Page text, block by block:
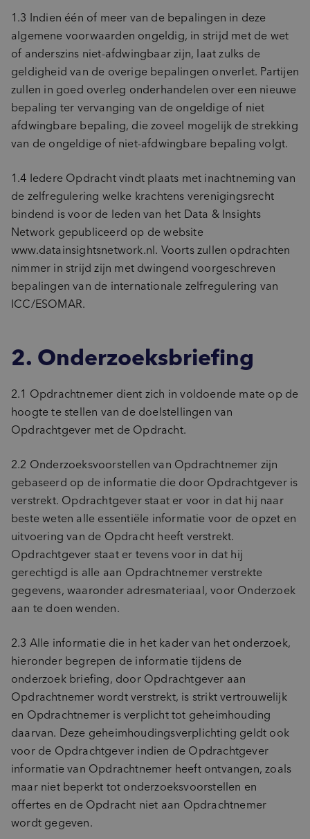
1.3 Indien één of meer van de bepalingen in deze
algemene voorwaarden ongeldig, in strijd met de wet
of anderszins niet-afdwingbaar zijn, laat zulks de
geldigheid van de overige bepalingen onverlet. Partijen
zullen in goed overleg onderhandelen over een nieuwe
bepaling ter vervanging van de ongeldige of niet
afdwingbare bepaling, die zoveel mogelijk de strekking
van de ongeldige of niet-afdwingbare bepaling volgt.
1.4 Iedere Opdracht vindt plaats met inachtneming van
de zelfregulering welke krachtens verenigingsrecht
bindend is voor de leden van het Data & Insights
Network gepubliceerd op de website
www.datainsightsnetwork.nl. Voorts zullen opdrachten
nimmer in strijd zijn met dwingend voorgeschreven
bepalingen van de internationale zelfregulering van
ICC/ESOMAR.
2. Onderzoeksbriefing
2.1 Opdrachtnemer dient zich in voldoende mate op de
hoogte te stellen van de doelstellingen van
Opdrachtgever met de Opdracht.
2.2 Onderzoeksvoorstellen van Opdrachtnemer zijn
gebaseerd op de informatie die door Opdrachtgever is
verstrekt. Opdrachtgever staat er voor in dat hij naar
beste weten alle essentiële informatie voor de opzet en
uitvoering van de Opdracht heeft verstrekt.
Opdrachtgever staat er tevens voor in dat hij
gerechtigd is alle aan Opdrachtnemer verstrekte
gegevens, waaronder adresmateriaal, voor Onderzoek
aan te doen wenden.
2.3 Alle informatie die in het kader van het onderzoek,
hieronder begrepen de informatie tijdens de
onderzoek briefing, door Opdrachtgever aan
Opdrachtnemer wordt verstrekt, is strikt vertrouwelijk
en Opdrachtnemer is verplicht tot geheimhouding
daarvan. Deze geheimhoudingsverplichting geldt ook
voor de Opdrachtgever indien de Opdrachtgever
informatie van Opdrachtnemer heeft ontvangen, zoals
maar niet beperkt tot onderzoeksvoorstellen en
offertes en de Opdracht niet aan Opdrachtnemer
wordt gegeven.